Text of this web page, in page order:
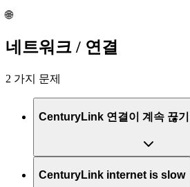
🌐
네트워크 / 연결
2 가지 문제
CenturyLink 연결이 계속 끊
CenturyLink internet is slow